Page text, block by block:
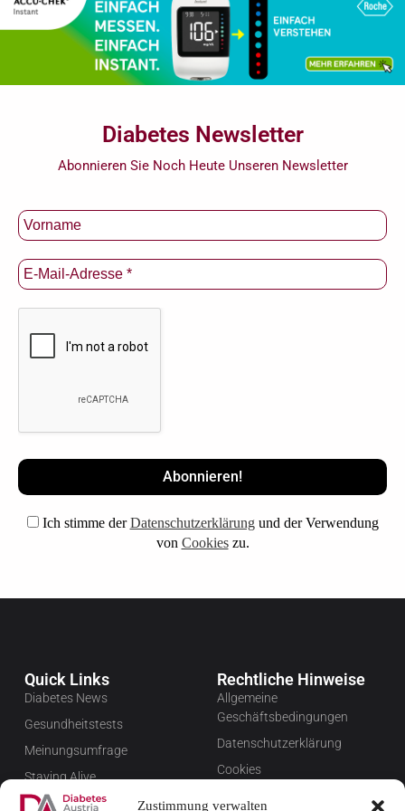
Zustimmung verwalten
Diabetes Newsletter
Abonnieren Sie Noch Heute Unseren Newsletter
Ich stimme derDatenschutzerklärungund der Verwendung
von Cookieszu.
Quick Links
Diabetes News
Gesundheitstests
Meinungsumfrage
Staying Alive
Favoriten
Rechtliche Hinweise
Allgemeine
Geschäftsbedingungen
Datenschutzerklärung
Cookies